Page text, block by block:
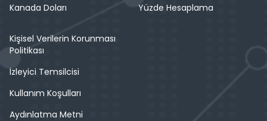
Kanada Doları
Yüzde Hesaplama
Kişisel Verilerin Korunması
Politikası
İzleyici Temsilcisi
Kullanım Koşulları
Aydınlatma Metni